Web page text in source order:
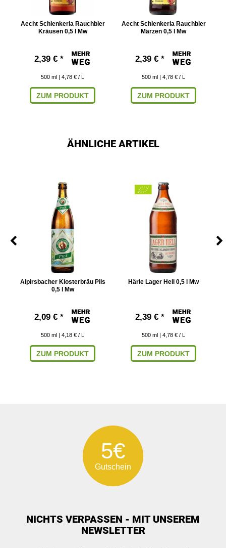
Aecht Schlenkerla Rauchbier
Kräusen 0,5 l Mw
2,39 € *
500 ml | 4,78 € / L
ZUM PRODUKT
Aecht Schlenkerla Rauchbier
Märzen 0,5 l Mw
2,39 € *
500 ml | 4,78 € / L
ZUM PRODUKT
ÄHNLICHE ARTIKEL
Alpirsbacher Klosterbräu Pils
0,5 l Mw
2,09 € *
500 ml | 4,18 € / L
ZUM PRODUKT
Härle Lager Hell 0,5 l Mw
2,39 € *
500 ml | 4,78 € / L
ZUM PRODUKT
5€
Gutschein
NICHTS VERPASSEN - MIT UNSEREM
NEWSLETTER